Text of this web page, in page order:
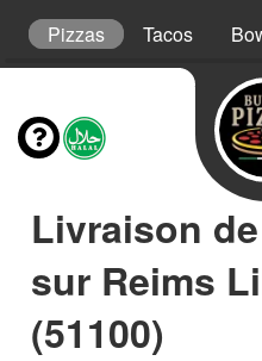
Pizzas Tacos
Livraison
sur Reims
(51100)